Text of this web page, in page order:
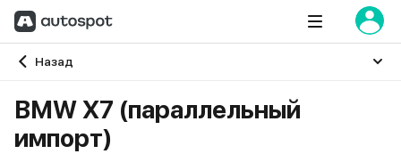
Назад
Главная
BMW X7 (параллельный
импорт)